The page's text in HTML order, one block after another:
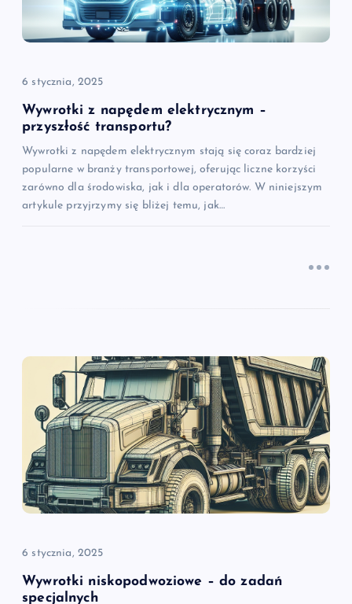
p
s
u
6 stycznia, 2025
Wywrotki z napędem elektrycznym –
przyszłość transportu?
Wywrotki z napędem elektrycznym stają się coraz bardziej
popularne w branży transportowej, oferując liczne korzyści
zarówno dla środowiska, jak i dla operatorów. W niniejszym
artykule przyjrzymy się bliżej temu, jak…
6 stycznia, 2025
Wywrotki niskopodwoziowe – do zadań
specjalnych